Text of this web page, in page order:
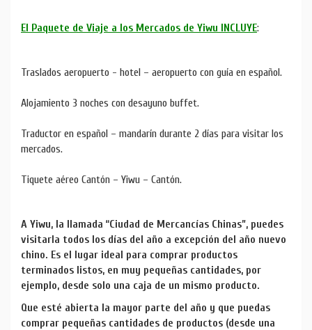
El Paquete de Viaje a los Mercados de Yiwu INCLUYE:
Traslados aeropuerto - hotel – aeropuerto con guía en español.
Alojamiento 3 noches con desayuno buffet.
Traductor en español – mandarín durante 2 días para visitar los
mercados.
Tiquete aéreo Cantón – Yiwu – Cantón.
A Yiwu, la llamada “Ciudad de Mercancías Chinas”, puedes
visitarla todos los días del año a excepción del año nuevo
chino. Es el lugar ideal para comprar productos
terminados listos, en muy pequeñas cantidades, por
ejemplo, desde solo una caja de un mismo producto.
Que esté abierta la mayor parte del año y que puedas
comprar pequeñas cantidades de productos (desde una